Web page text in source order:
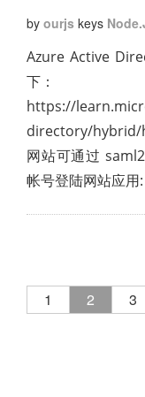
by ourjs keys
Azure Active
下：
https://
directory/hybrid/
网站可通过
帐号登陆网站应用:
1 2 3